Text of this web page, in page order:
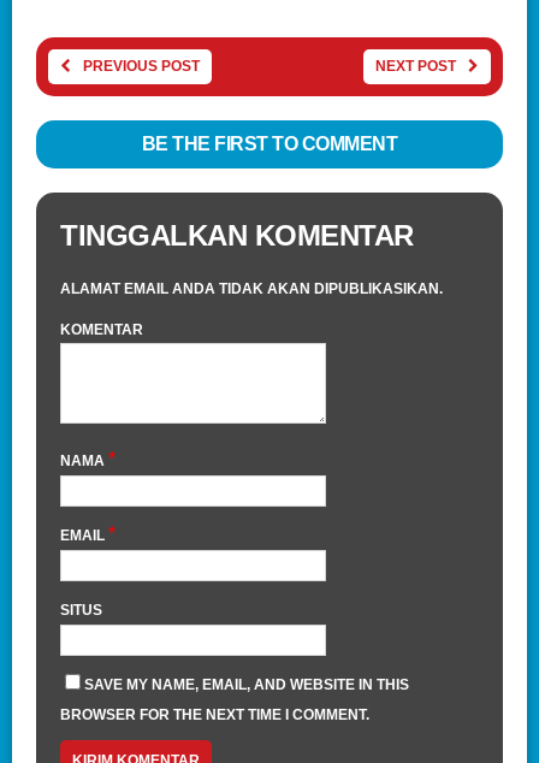
PREVIOUS POST NEXT POST
BE THE FIRST TO COMMENT
TINGGALKAN KOMENTAR
ALAMAT EMAIL ANDA TIDAK AKAN DIPUBLIKASIKAN.
KOMENTAR
NAMA *
EMAIL *
SITUS
SAVE MY NAME, EMAIL, AND WEBSITE IN THIS
BROWSER FOR THE NEXT TIME I COMMENT.